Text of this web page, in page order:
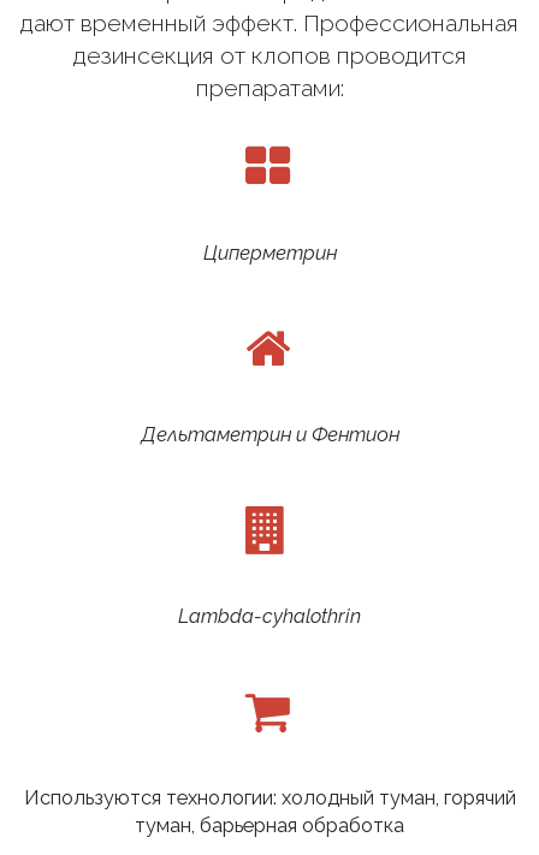
дают временный эффект. Профессиональная
дезинсекция от клопов проводится
препаратами:
Циперметрин
Дельтаметрин и Фентион
Lambda-cyhalothrin
Используются технологии: холодный туман, горячий
туман, барьерная обработка